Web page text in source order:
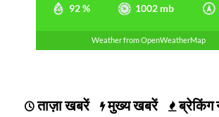
92 % 1002 mb
Weather from OpenWeatherMap
ताज़ा खबरें मुख्य खबरें ब्रेकिंग